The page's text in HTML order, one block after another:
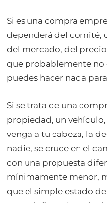
Si es una compra
dependerá del comité,
del mercado, del
que probablemente no
puedes hacer nada
Si se trata de una
propiedad, un
venga a tu cabeza, la
nadie, se cruce en el
con una propuesta
mínimamente menor,
que el simple estado